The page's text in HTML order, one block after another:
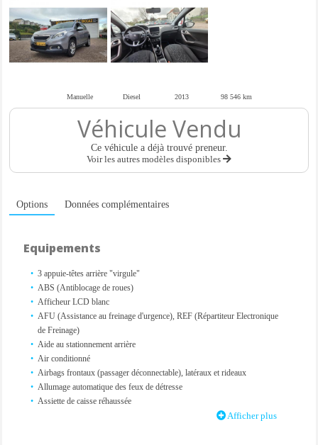
Manuelle Diesel 2013 98 546 km
Véhicule Vendu
Ce véhicule a déjà trouvé preneur.
Voir les autres modèles disponibles
Options Données complémentaires
Equipements
3 appuie-têtes arrière "virgule"
ABS (Antiblocage de roues)
Afficheur LCD blanc
AFU (Assistance au freinage d'urgence), REF (Répartiteur Electronique
de Freinage)
Aide au stationnement arrière
Air conditionné
Airbags frontaux (passager déconnectable), latéraux et rideaux
Allumage automatique des feux de détresse
Assiette de caisse réhaussée
Banquette arrière rabattable et fractionnable 1/3-2/3 à modularité magique
Afficher plus